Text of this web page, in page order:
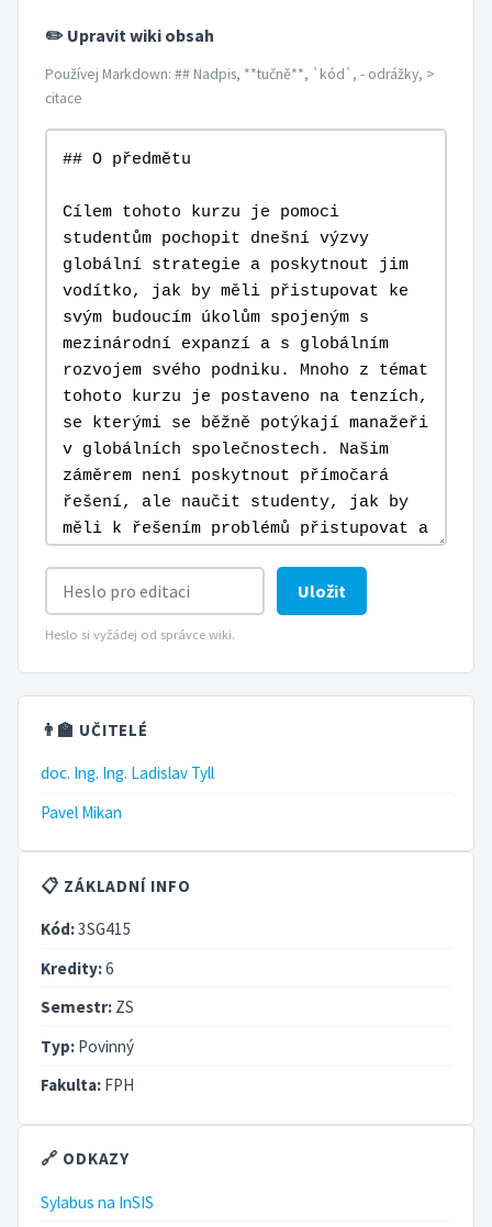
✏️ Upravit wiki obsah
Používej Markdown: ## Nadpis, **tučně**, `kód`, - odrážky, >
citace
Uložit
Heslo si vyžádej od správce wiki.
👨‍🏫 UČITELÉ
doc. Ing. Ing. Ladislav Tyll
Pavel Mikan
📋 ZÁKLADNÍ INFO
Kód:3SG415
Kredity:6
Semestr: ZS
Typ: Povinný
Fakulta: FPH
🔗 ODKAZY
Sylabus na InSIS